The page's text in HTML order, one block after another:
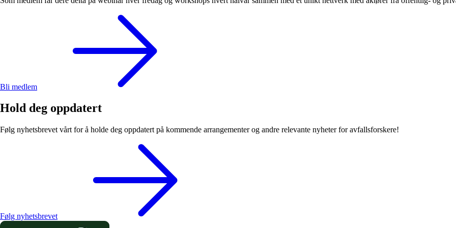
Bli medlem
Hold deg oppdatert
Følg nyhetsbrevet vårt for å holde deg oppdatert på kommende arrangementer og andre relevante nyheter for avfallsforskere!
Følg nyhetsbrevet